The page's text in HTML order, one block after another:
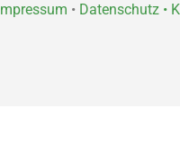
Impressum • Datenschutz •